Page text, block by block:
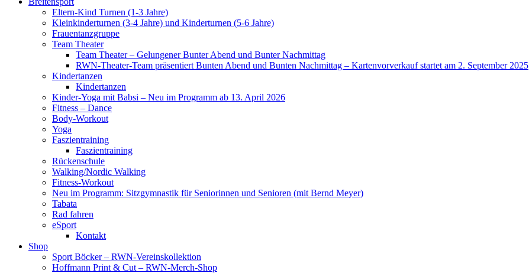
Eltern-Kind Turnen (1-3 Jahre)
Kleinkinderturnen (3-4 Jahre) und Kinderturnen (5-6 Jahre)
Frauentanzgruppe
Team Theater
Team Theater – Gelungener Bunter Abend und Bunter Nachmittag
RWN-Theater-Team präsentiert Bunten Abend und Bunten Nachmittag – Kartenvorverkauf startet am 2. September 2025
Kindertanzen
Kindertanzen
Kinder-Yoga mit Babsi – Neu im Programm ab 13. April 2026
Fitness – Dance
Body-Workout
Yoga
Faszientraining
Faszientraining
Rückenschule
Walking/Nordic Walking
Fitness-Workout
Neu im Programm: Sitzgymnastik für Seniorinnen und Senioren (mit Bernd Meyer)
Tabata
Rad fahren
eSport
Kontakt
Shop
Sport Böcker – RWN-Vereinskollektion
Hoffmann Print & Cut – RWN-Merch-Shop